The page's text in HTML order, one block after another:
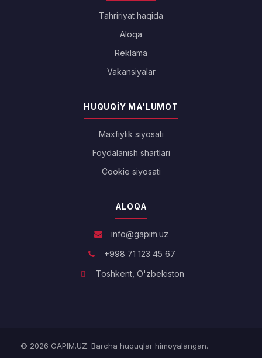
Tahririyat haqida
Aloqa
Reklama
Vakansiyalar
HUQUQIY MA'LUMOT
Maxfiylik siyosati
Foydalanish shartlari
Cookie siyosati
ALOQA
info@gapim.uz
+998 71 123 45 67
Toshkent, O'zbekiston
© 2026 GAPIM.UZ. Barcha huquqlar himoyalangan.